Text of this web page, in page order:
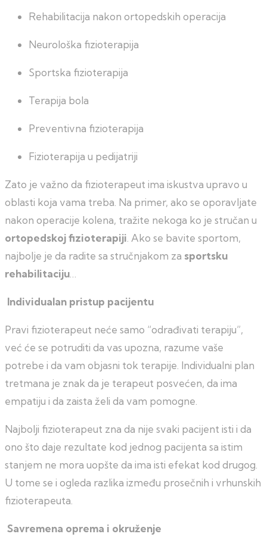
Rehabilitacija nakon ortopedskih operacija
Neurološka fizioterapija
Sportska fizioterapija
Terapija bola
Preventivna fizioterapija
Fizioterapija u pedijatriji
Zato je važno da fizioterapeut ima iskustva upravo u
oblasti koja vama treba. Na primer, ako se oporavljate
nakon operacije kolena, tražite nekoga ko je stručan u
ortopedskoj fizioterapiji . Ako se bavite sportom,
najbolje je da radite sa stručnjakom za sportsku
rehabilitaciju
Individualan pristup pacijentu
Pravi fizioterapeut neće samo “odrađivati terapiju”,
već će se potruditi da vas upozna, razume vaše
potrebe i da vam objasni tok terapije. Individualni plan
tretmana je znak da je terapeut posvećen, da ima
empatiju i da zaista želi da vam pomogne.
Najbolji fizioterapeut zna da nije svaki pacijent isti i da
ono što daje rezultate kod jednog pacijenta sa istim
stanjem ne mora uopšte da ima isti efekat kod drugog.
U tome se i ogleda razlika između prosečnih i vrhunskih
fizioterapeuta.
Savremena oprema i okruženje